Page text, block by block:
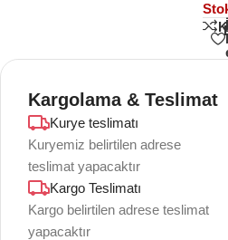
Kargolama & Teslimat
Kurye teslimatı
Kuryemiz belirtilen adrese
teslimat yapacaktır
Kargo Teslimatı
Kargo belirtilen adrese teslimat
yapacaktır